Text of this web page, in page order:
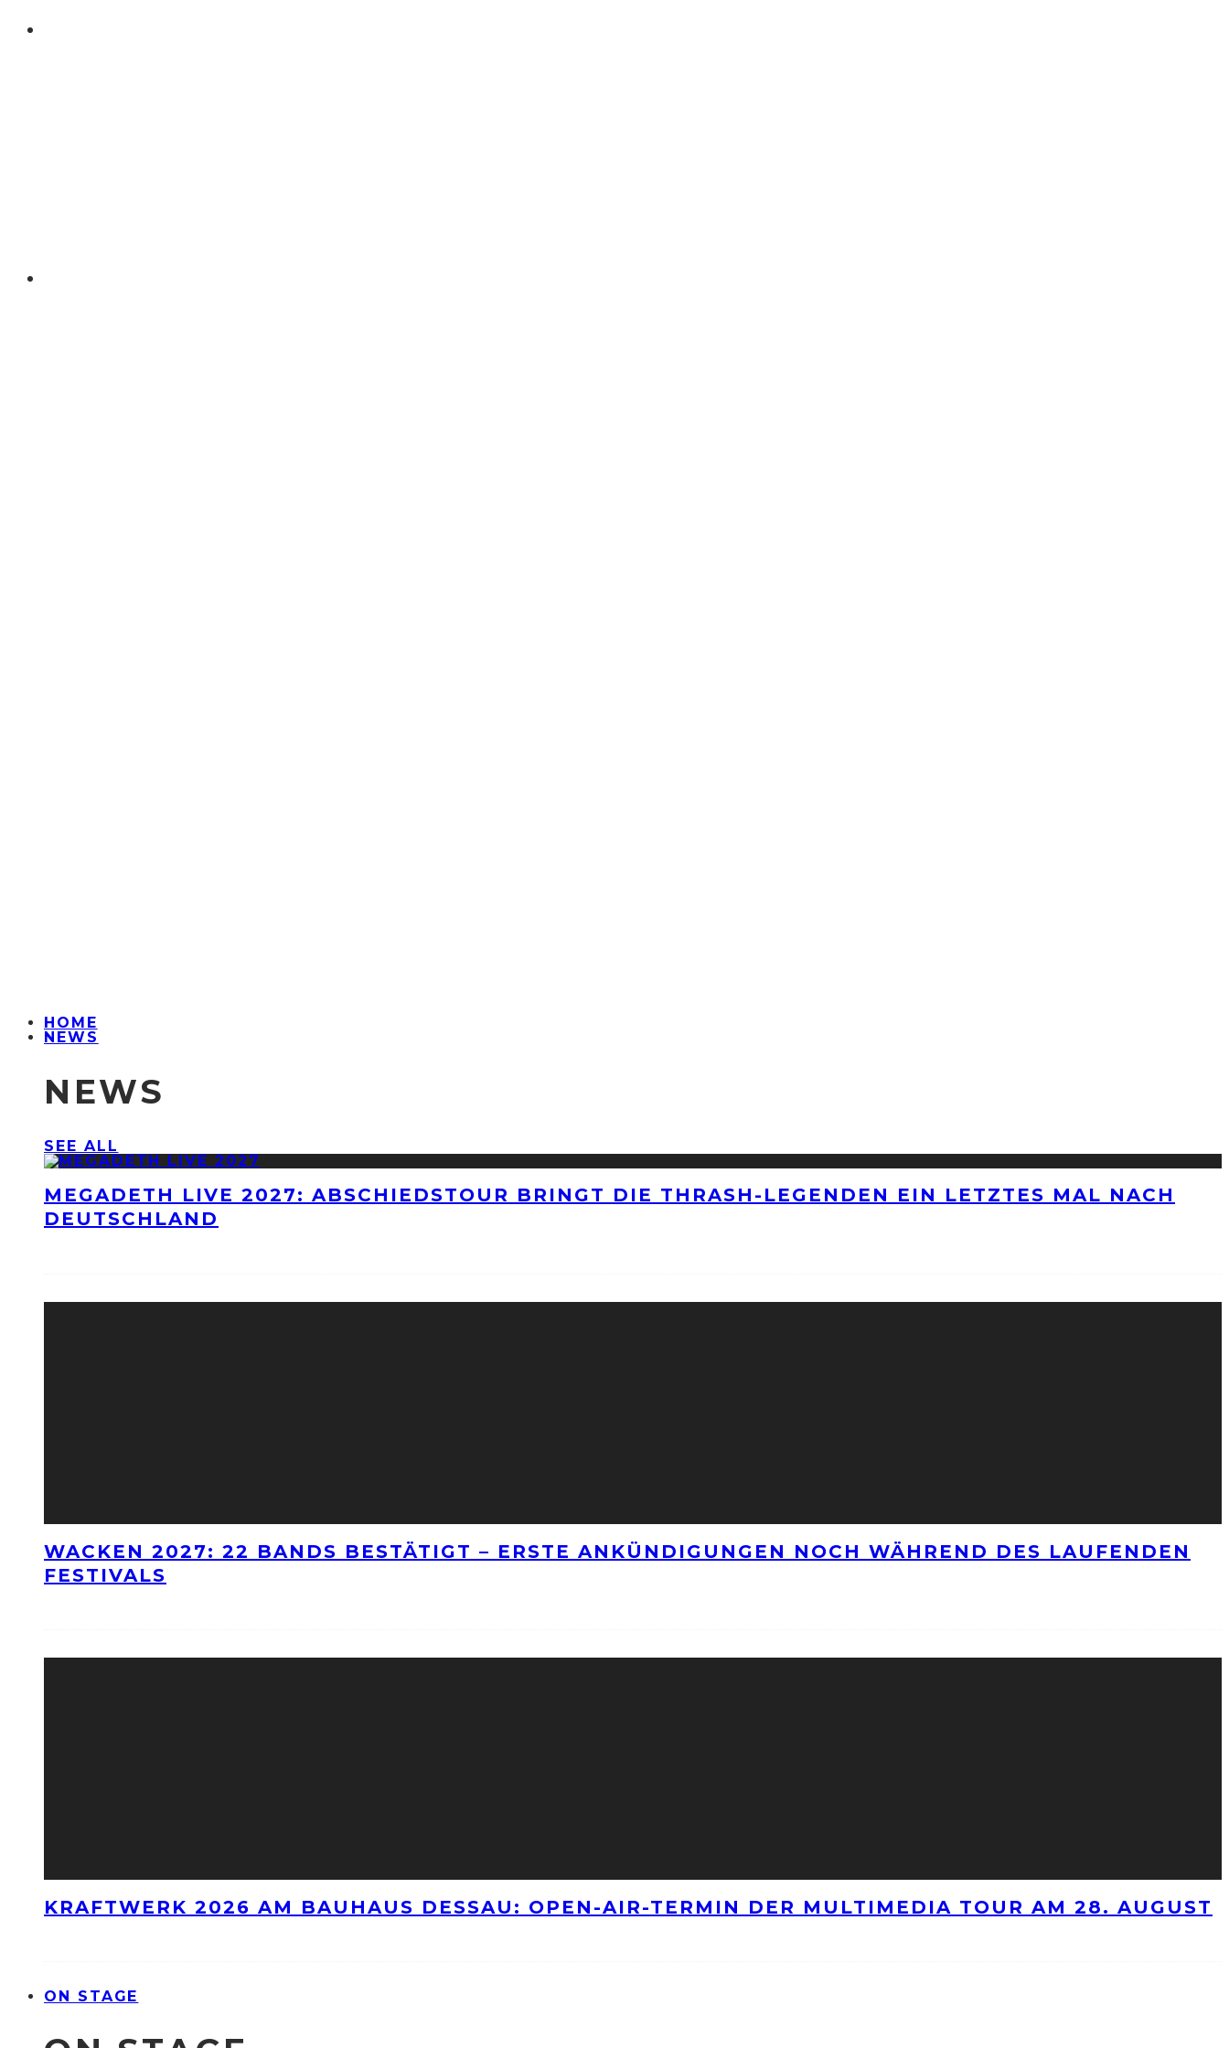
HOME
NEWS
NEWS
SEE ALL
MEGADETH LIVE 2027: ABSCHIEDSTOUR BRINGT DIE THRASH-LEGENDEN EIN LETZTES MAL NACH
DEUTSCHLAND
WACKEN 2027: 22 BANDS BESTÄTIGT – ERSTE ANKÜNDIGUNGEN NOCH WÄHREND DES LAUFENDEN
FESTIVALS
KRAFTWERK 2026 AM BAUHAUS DESSAU: OPEN-AIR-TERMIN DER MULTIMEDIA TOUR AM 28. AUGUST
ON STAGE